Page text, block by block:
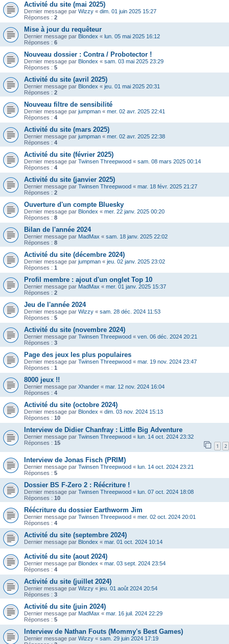
Activité du site (mai 2025)
Dernier message par Wizzy « dim. 01 juin 2025 15:27
Réponses : 2
Mise à jour du requêteur
Dernier message par Blondex « lun. 05 mai 2025 16:12
Réponses : 6
Nouveau dossier : Contra / Probotector !
Dernier message par Blondex « sam. 03 mai 2025 23:29
Réponses : 5
Activité du site (avril 2025)
Dernier message par Blondex « jeu. 01 mai 2025 20:31
Réponses : 2
Nouveau filtre de sensibilité
Dernier message par jumpman « mer. 02 avr. 2025 22:41
Réponses : 4
Activité du site (mars 2025)
Dernier message par jumpman « mer. 02 avr. 2025 22:38
Réponses : 4
Activité du site (février 2025)
Dernier message par Twinsen Threepwood « sam. 08 mars 2025 00:14
Réponses : 4
Activité du site (janvier 2025)
Dernier message par Twinsen Threepwood « mar. 18 févr. 2025 21:27
Réponses : 2
Ouverture d'un compte Bluesky
Dernier message par Blondex « mer. 22 janv. 2025 00:20
Réponses : 8
Bilan de l'année 2024
Dernier message par MadMax « sam. 18 janv. 2025 22:02
Réponses : 8
Activité du site (décembre 2024)
Dernier message par jumpman « jeu. 02 janv. 2025 23:02
Réponses : 1
Profil membre : ajout d'un onglet Top 10
Dernier message par MadMax « mer. 01 janv. 2025 15:37
Réponses : 2
Jeu de l'année 2024
Dernier message par Wizzy « sam. 28 déc. 2024 11:53
Réponses : 5
Activité du site (novembre 2024)
Dernier message par Twinsen Threepwood « ven. 06 déc. 2024 20:21
Réponses : 3
Page des jeux les plus populaires
Dernier message par Twinsen Threepwood « mar. 19 nov. 2024 23:47
Réponses : 1
8000 jeux !!
Dernier message par Xhander « mar. 12 nov. 2024 16:04
Réponses : 4
Activité du site (octobre 2024)
Dernier message par Blondex « dim. 03 nov. 2024 15:13
Réponses : 10
Interview de Didier Chanfray : Little Big Adventure
Dernier message par Twinsen Threepwood « lun. 14 oct. 2024 23:32
Réponses : 15 1 2
Interview de Jonas Fisch (PRIM)
Dernier message par Twinsen Threepwood « lun. 14 oct. 2024 23:21
Réponses : 5
Dossier BS F-Zero 2 : Réécriture !
Dernier message par Twinsen Threepwood « lun. 07 oct. 2024 18:08
Réponses : 10
Réécriture du dossier Earthworm Jim
Dernier message par Twinsen Threepwood « mer. 02 oct. 2024 20:01
Réponses : 4
Activité du site (septembre 2024)
Dernier message par Blondex « mar. 01 oct. 2024 10:14
Activité du site (aout 2024)
Dernier message par Blondex « mar. 03 sept. 2024 23:54
Réponses : 4
Activité du site (juillet 2024)
Dernier message par Wizzy « jeu. 01 août 2024 20:54
Réponses : 3
Activité du site (juin 2024)
Dernier message par MadMax « mar. 16 juil. 2024 22:29
Réponses : 5
Interview de Nathan Fouts (Mommy's Best Games)
Dernier message par Wizzy « sam. 29 juin 2024 17:19